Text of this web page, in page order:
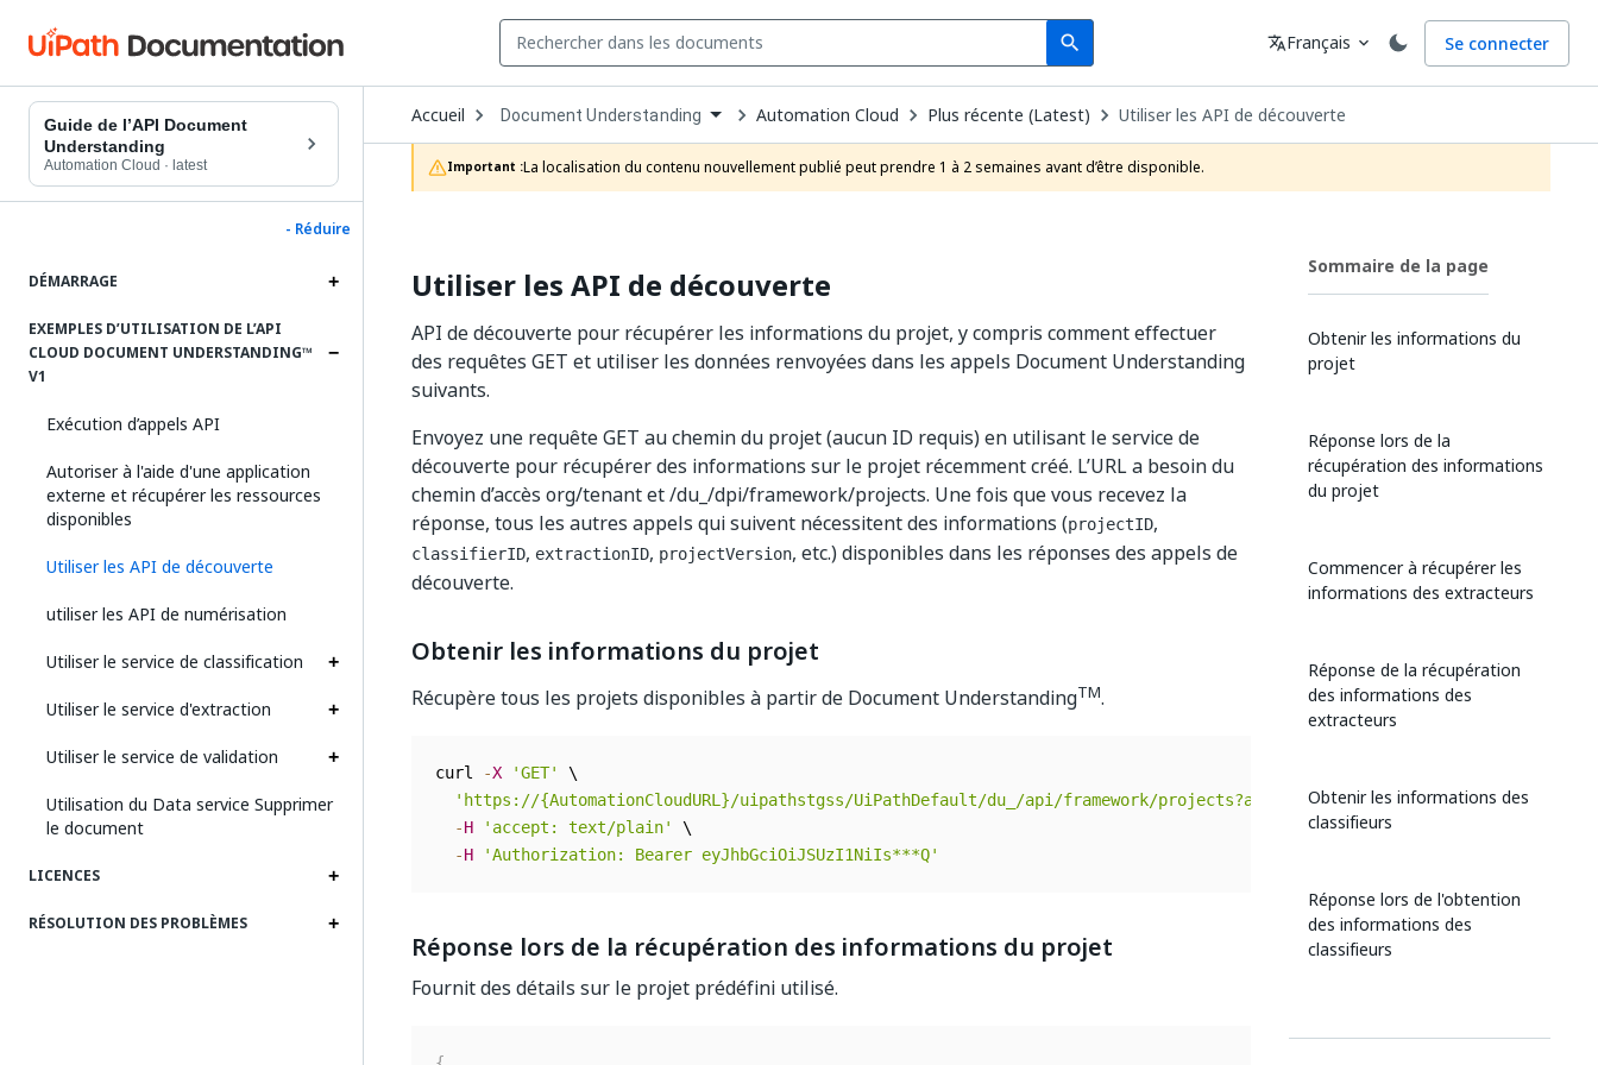
search
Search Langue
translateFrançais expand_more Se connecter
Guide de l’API Document
Understanding
Automation Cloud · latest
- Réduire
DÉMARRAGE
EXEMPLES D’UTILISATION DE L’API
CLOUD DOCUMENT UNDERSTANDING™
V1
Exécution d’appels API
Autoriser à l'aide d'une application
externe et récupérer les ressources
disponibles
Utiliser les API de découverte
utiliser les API de numérisation
Utiliser le service de classification
Utiliser le service d'extraction
Utiliser le service de validation
Utilisation du Data service Supprimer
le document
LICENCES
RÉSOLUTION DES PROBLÈMES
Accueil Open
Dropdown
to
choose
product
Document Understanding Automation Cloud Plus récente (Latest) Utiliser les API de découverte
Important :La localisation du contenu nouvellement publié peut prendre 1 à 2 semaines avant d’être disponible.
Utiliser les API de découverte
API de découverte pour récupérer les informations du projet, y compris comment effectuer
des requêtes GET et utiliser les données renvoyées dans les appels Document Understanding
suivants.
Envoyez une requête GET au chemin du projet (aucun ID requis) en utilisant le service de
découverte pour récupérer des informations sur le projet récemment créé. L’URL a besoin du
chemin d’accès org/tenant et /du_/dpi/framework/projects. Une fois que vous recevez la
réponse, tous les autres appels qui suivent nécessitent des informations (projectID,
classifierID, extractionID, projectVersion, etc.) disponibles dans les réponses des appels de
découverte.
Obtenir les informations du projet
Récupère tous les projets disponibles à partir de Document UnderstandingTM.
curl -X 'GET'
\
'https://{AutomationCloudURL}/uipathstgss/UiPathDefault/du_/api/framework/projects?api-version=1' \
-H 'accept: text/plain'
\
-H 'Authorization: Bearer eyJhbGciOiJSUzI1NiIs***Q'
Réponse lors de la récupération des informations du projet
Fournit des détails sur le projet prédéfini utilisé.
Sommaire de la page
Obtenir les informations du
projet
Réponse lors de la
récupération des informations
du projet
Commencer à récupérer les
informations des extracteurs
Réponse de la récupération
des informations des
extracteurs
Obtenir les informations des
classifieurs
Réponse lors de l'obtention
des informations des
classifieurs